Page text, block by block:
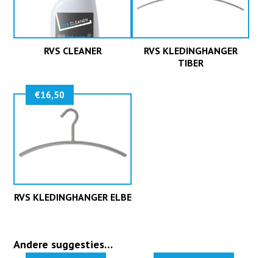
RVS CLEANER
RVS KLEDINGHANGER
TIBER
RVS KLEDINGHANGER ELBE
€16,50
Andere suggesties…